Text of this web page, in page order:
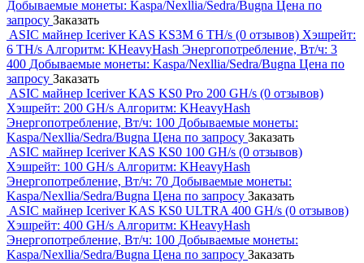
Добываемые монеты: Kaspa/Nexllia/Sedra/Bugna Цена по
запросу Заказать
ASIC майнер Iceriver KAS KS3M 6 TH/s (0 отзывов) Хэшрейт:
6 TH/s Алгоритм: KHeavyHash Энергопотребление, Вт/ч: 3
400 Добываемые монеты: Kaspa/Nexllia/Sedra/Bugna Цена по
запросу Заказать
ASIC майнер Iceriver KAS KS0 Pro 200 GH/s (0 отзывов)
Хэшрейт: 200 GH/s Алгоритм: KHeavyHash
Энергопотребление, Вт/ч: 100 Добываемые монеты:
Kaspa/Nexllia/Sedra/Bugna Цена по запросу Заказать
ASIC майнер Iceriver KAS KS0 100 GH/s (0 отзывов)
Хэшрейт: 100 GH/s Алгоритм: KHeavyHash
Энергопотребление, Вт/ч: 70 Добываемые монеты:
Kaspa/Nexllia/Sedra/Bugna Цена по запросу Заказать
ASIC майнер Iceriver KAS KS0 ULTRA 400 GH/s (0 отзывов)
Хэшрейт: 400 GH/s Алгоритм: KHeavyHash
Энергопотребление, Вт/ч: 100 Добываемые монеты:
Kaspa/Nexllia/Sedra/Bugna Цена по запросу Заказать